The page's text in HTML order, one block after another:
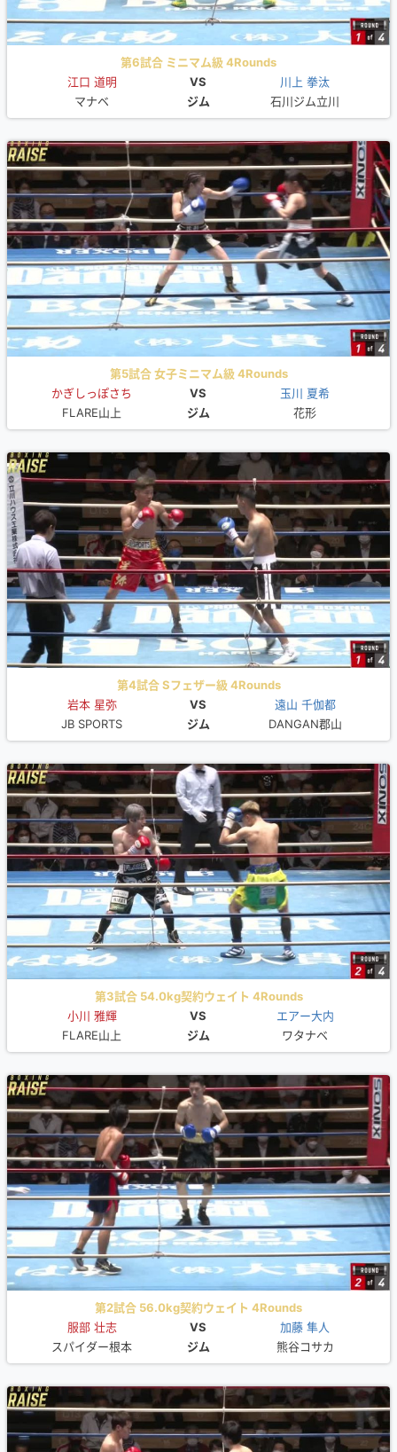
第6試合 ミニマム級 4Rounds
江口 道明
VS
川上 拳汰
マナベ
ジム 石川ジム立川
第5試合 女子ミニマム級 4Rounds
かぎしっぽさち
VS
玉川 夏希
FLARE山上
ジム 花形
第4試合 Sフェザー級 4Rounds
岩本 星弥
VS
遠山 千伽都
JB SPORTS
ジム DANGAN郡山
第3試合 54.0kg契約ウェイト 4Rounds
小川 雅輝
VS
エアー大内
FLARE山上
ジム ワタナベ
第2試合 56.0kg契約ウェイト 4Rounds
服部 壮志
VS
加藤 隼人
スパイダー根本
ジム 熊谷コサカ